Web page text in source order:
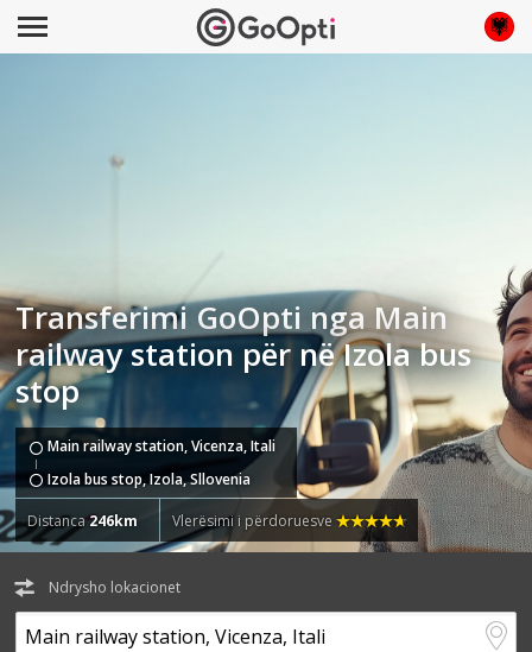
Transferimi GoOpti nga Main
railway station për në Izola bus
stop
Main railway station, Vicenza, Itali
Izola bus stop, Izola, Sllovenia
Distanca246km Vlerësimi i përdoruesve
Ndrysho lokacionet